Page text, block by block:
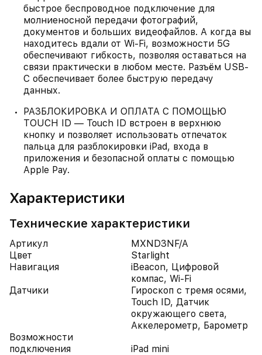
быстрое беспроводное подключение для
молниеносной передачи фотографий,
документов и больших видеофайлов. А когда вы
находитесь вдали от Wi-Fi, возможности 5G
обеспечивают гибкость, позволяя оставаться на
связи практически в любом месте. Разъём USB-
C обеспечивает более быструю передачу
данных.
РАЗБЛОКИРОВКА И ОПЛАТА С ПОМОЩЬЮ
TOUCH ID — Touch ID встроен в верхнюю
кнопку и позволяет использовать отпечаток
пальца для разблокировки iPad, входа в
приложения и безопасной оплаты с помощью
Apple Pay.
Характеристики
Технические характеристики
Артикул
MXND3NF/A
Цвет
Starlight
Навигация
iBeacon, Цифровой
компас, Wi-Fi
Датчики
Гироскоп с тремя осями,
Touch ID, Датчик
окружающего света,
Аккелерометр, Барометр
Возможности
подключения
iPad mini